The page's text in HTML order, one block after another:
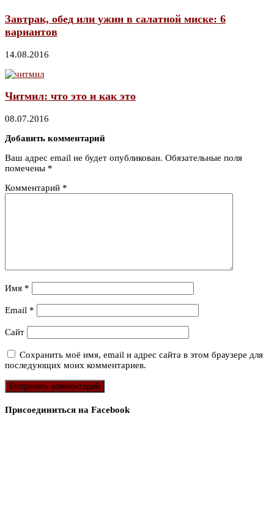
Завтрак, обед или ужин в салатной миске: 6
вариантов
14.08.2016
Читмил: что это и как это
08.07.2016
Добавить комментарий
Ваш адрес email не будет опубликован. Обязательные поля
помечены *
Комментарий *
Имя *
Email *
Сайт
Сохранить моё имя, email и адрес сайта в этом браузере для
последующих моих комментариев.
Присоединиться на Facebook